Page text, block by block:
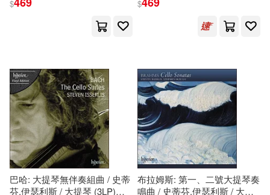
Jr.(202) Emanuel(196)
Steven B.(196)
John Steven (ILT)(195)
West Group(85)
Random House Childrens Books(8
West Academic(72)
$ $
巴哈: 大提琴無伴奏組曲 / 史蒂
芬.伊瑟利斯 / 大提琴 (3LP)
布拉姆斯: 第一、二號大提琴奏
鳴曲 / 史蒂芬.伊瑟利斯 / 大提